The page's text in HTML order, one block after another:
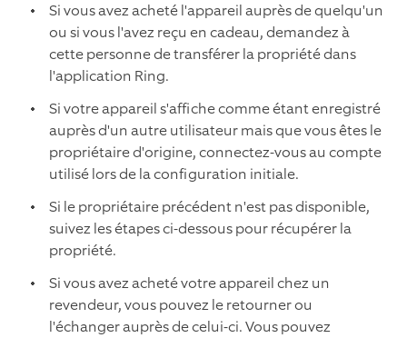
Si vous avez acheté l'appareil auprès de quelqu'un
ou si vous l'avez reçu en cadeau, demandez à
cette personne de transférer la propriété dans
l'application Ring.
Si votre appareil s'affiche comme étant enregistré
auprès d'un autre utilisateur mais que vous êtes le
propriétaire d'origine, connectez-vous au compte
utilisé lors de la configuration initiale.
Si le propriétaire précédent n'est pas disponible,
suivez les étapes ci-dessous pour récupérer la
propriété.
Si vous avez acheté votre appareil chez un
revendeur, vous pouvez le retourner ou
l'échanger auprès de celui-ci. Vous pouvez